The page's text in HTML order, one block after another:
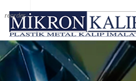
reorder